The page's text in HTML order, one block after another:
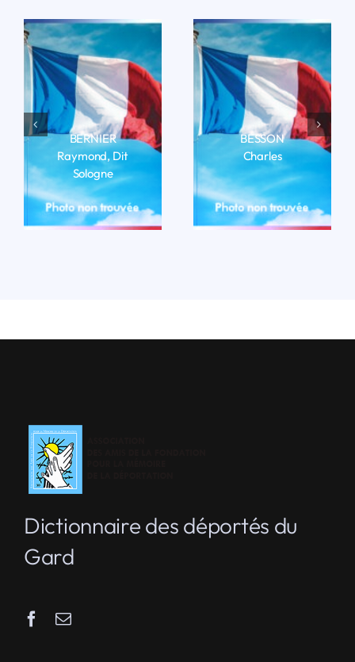
BERNIER
Raymond, Dit
Sologne
LIRE LA BIO
BESSON
Charles
LIRE LA BIO
Dictionnaire des déportés du
Gard